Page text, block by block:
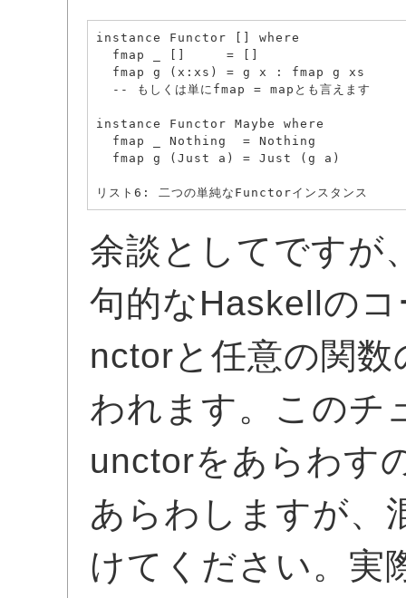
instance Functor [] where
  fmap _ []     = []
  fmap g (x:xs) = g x : fmap g xs
  -- もしくは単にfmap = mapとも言えます
instance Functor Maybe where
  fmap _ Nothing  = Nothing
  fmap g (Just a) = Just (g a)
リスト6: 二つの単純なFunctorインスタンス
余談としてですが
句的なHaskellの
nctorと任意の関
われます。このチ
unctorをあらわす
あらわしますが、
けてください。実